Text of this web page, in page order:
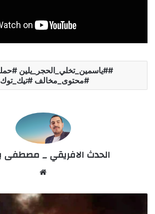
#ياسمين_تخلي_الحجر_يلين
#محتوى_مخالف #تيك_توك
الحدث الافريقي _ مصطفى